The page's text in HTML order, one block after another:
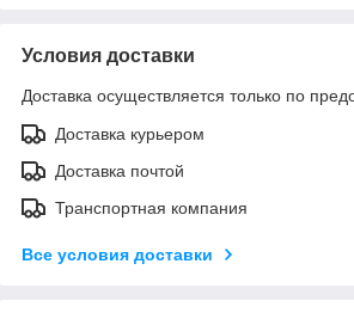
Условия доставки
Доставка осуществляется только по
Доставка курьером
Доставка почтой
Транспортная компания
Все условия доставки